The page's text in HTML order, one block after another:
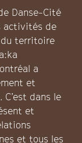
Danse-Cité
activités de
du territoire
a
et
dans le
et
et tous les